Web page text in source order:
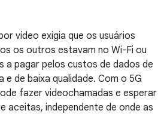
vídeo exigia que os usuários
os outros estavam no Wi-Fi ou
a pagar pelos custos de dados de
e de baixa qualidade. Com o 5G
fazer videochamadas e esperar
aceitas, independente de onde as